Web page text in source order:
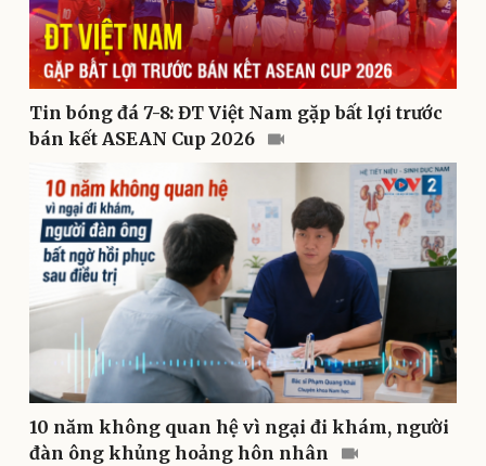
Kinh tế
Bất động sản
Khởi nghiệp
Thị trường
Giá vàng
Tiêu dùng
Tỷ giá
Chứng khoán
Giá cà phê
Tin bóng đá 7-8: ĐT Việt Nam gặp bất lợi trước
bán kết ASEAN Cup 2026
10 năm không quan hệ vì ngại đi khám, người
đàn ông khủng hoảng hôn nhân